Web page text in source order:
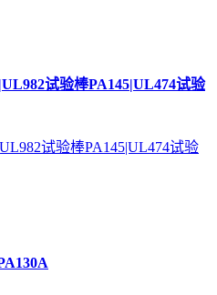
试验棒PA145|UL474试验
试验棒PA145|UL474试验